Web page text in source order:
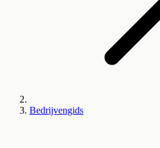
Bedrijvengids